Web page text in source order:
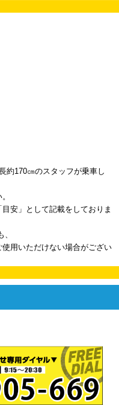
約170㎝のスタッフが乗車し
安」として記載をしておりま
用いただけない場合がござい